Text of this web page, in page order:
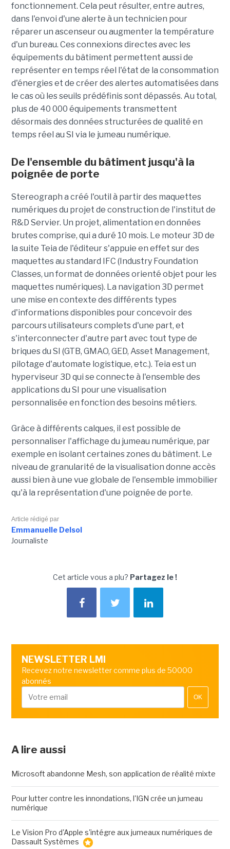
fonctionnement. Cela peut résulter, entre autres,
dans l'envoi d'une alerte à un technicien pour
réparer un ascenseur ou augmenter la température
d'un bureau. Ces connexions directes avec les
équipements du bâtiment permettent aussi de
représenter en temps réel l'état de la consommation
d'énergies et de créer des alertes automatisées dans
le cas où les seuils prédéfinis sont dépassés. Au total,
plus de 40 000 équipements transmettent
désormais des données structurées de qualité en
temps réel au SI via le jumeau numérique.
De l'ensemble du bâtiment jusqu'à la
poignée de porte
Stereograph a créé l'outil à partir des maquettes
numériques du projet de construction de l'institut de
R&D Servier. Un projet, alimentation en données
brutes comprise, qui a duré 10 mois. Le moteur 3D de
la suite Teia de l'éditeur s'appuie en effet sur des
maquettes au standard IFC (Industry Foundation
Classes, un format de données orienté objet pour les
maquettes numériques). La navigation 3D permet
une mise en contexte des différents types
d'informations disponibles pour concevoir des
parcours utilisateurs complets d'une part, et
s'interconnecter d'autre part avec tout type de
briques du SI (GTB, GMAO, GED, Asset Management,
pilotage d'automate logistique, etc.). Teia est un
hyperviseur 3D qui se connecte à l'ensemble des
applications du SI pour une visualisation
personnalisée en fonction des besoins métiers.
Grâce à différents calques, il est possible de
personnaliser l'affichage du jumeau numérique, par
exemple en isolant certaines zones du bâtiment. Le
niveau de granularité de la visualisation donne accès
aussi bien à une vue globale de l'ensemble immobilier
qu'à la représentation d'une poignée de porte.
Article rédigé par
Emmanuelle Delsol
Journaliste
Cet article vous a plu? Partagez le !
NEWSLETTER LMI
Recevez notre newsletter comme plus de 50000
abonnés
OK
A lire aussi
Microsoft abandonne Mesh, son application de réalité mixte
Pour lutter contre les innondations, l'IGN crée un jumeau
numérique
Le Vision Pro d'Apple s'intégre aux jumeaux numériques de
Dassault Systèmes